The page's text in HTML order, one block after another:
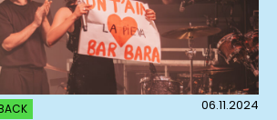
06.11.2024